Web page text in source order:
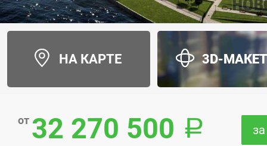
НА КАРТЕ 3D-
от 32 270 500